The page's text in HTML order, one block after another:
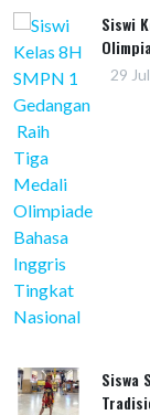
Siswi
29
Siswa